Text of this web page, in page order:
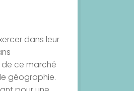
dans leur
de ce marché
géographie.